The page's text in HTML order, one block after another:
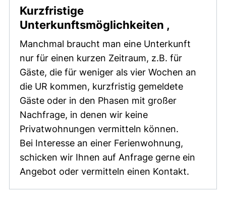
Kurzfristige
Unterkunftsmöglichkeiten ,
Manchmal braucht man eine Unterkunft
nur für einen kurzen Zeitraum, z.B. für
Gäste, die für weniger als vier Wochen an
die UR kommen, kurzfristig gemeldete
Gäste oder in den Phasen mit großer
Nachfrage, in denen wir keine
Privatwohnungen vermitteln können.
Bei Interesse an einer Ferienwohnung,
schicken wir Ihnen auf Anfrage gerne ein
Angebot oder vermitteln einen Kontakt.